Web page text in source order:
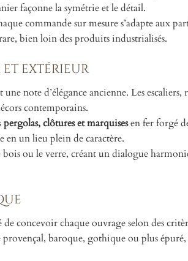
façonne la symétrie et le détail.
commande sur mesure s’adapte aux
bien loin des produits industrialisés.
et extérieur
note d’élégance ancienne. Les escaliers,
contemporains.
pergolas, clôtures et marquisesen fer forgé
en un lieu plein de caractère.
bois ou le verre, créant un dialogue
concevoir chaque ouvrage selon des
baroque, gothique ou plus